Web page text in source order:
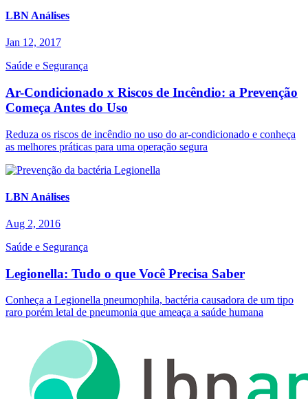
LBN Análises
Jan 12, 2017
Saúde e Segurança
Ar-Condicionado x Riscos de Incêndio: a Prevenção
Começa Antes do Uso
Reduza os riscos de incêndio no uso do ar‑condicionado e conheça
as melhores práticas para uma operação segura
LBN Análises
Aug 2, 2016
Saúde e Segurança
Legionella: Tudo o que Você Precisa Saber
Conheça a Legionella pneumophila, bactéria causadora de um tipo
raro porém letal de pneumonia que ameaça a saúde humana